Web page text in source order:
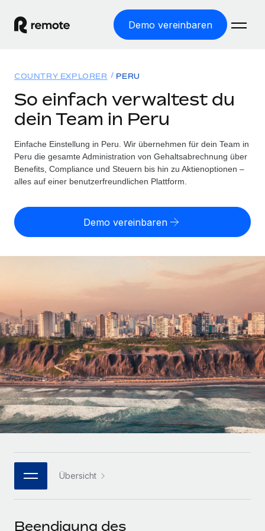
Demo vereinbaren
WELTWEITE BESCHÄFTIGUNG
Globale Payroll
Einfache, rechtssicher Payroll
Employer of Record
Contractor of Record
Contractor Management
Globales Onboarding und Verwalten von
PEO
Auslagern von komplexen HR-Aufgaben
INFRASTRUKTUR
Remote Embedded
Nahtlose Integration der HR in bestehende Abläufe
Plattform
Integrierte HR-Kernfunktionen für dein Team
Verknüpfung beliebiger KI-Tools mit Remote über unser
MCP
Prozessoptimierung mit unverzichtbaren Business-
Lösungen
WELTWEITE ABDECKUNG
Country Explorer
Länderspezifische Unterstützung bei der Einstellung
Explorer für US-Bundesstaaten
Einfache Einstellung in allen US-Bundesstaaten
Startups
Agile HR- und Payroll-Lösungen für wachsende
Unternehmen
Mittelstand
Maßgeschneiderte HR-Lösungen, um Teams zu
vergrößern
Enterprise
PARTNER WERDEN
Plattform
Ressourcen
TOOLS UND RECHNER
Scheinselbstständigkeitsrisikos
Informationen zu möglichen Währungen und
Abwicklungsfristen für globale Freelancer:innen
LERNEN MIT REMOTE
Forschung und Leitfäden
Fallstudien
Checklisten und Vorlagen
Bibliothek für Stellenbeschreibungen
Preise
English (United States)
Français
Deutsch
Español
Italiano
Português (Portugal)
日本語
한국어
Anmelden
COUNTRY EXPLORER PERU
So einfach verwaltest du
dein Team in Peru
Einfache Einstellung in Peru. Wir übernehmen für dein Team in
Peru die gesamte Administration von Gehaltsabrechnung über
Benefits, Compliance und Steuern bis hin zu Aktienoptionen –
alles auf einer benutzerfreundlichen Plattform.
Demo vereinbaren
Übersicht
Beendigung des